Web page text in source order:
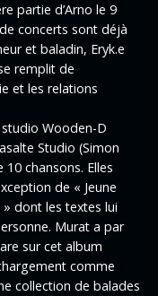
partie d’Arno le 9
concerts sont déjà
et baladin, Eryk.e
remplit de
et les relations
Wooden-D
Studio (Simon
chansons. Elles
de « Jeune
dont les textes lui
Murat a par
sur cet album
comme
collection de balades